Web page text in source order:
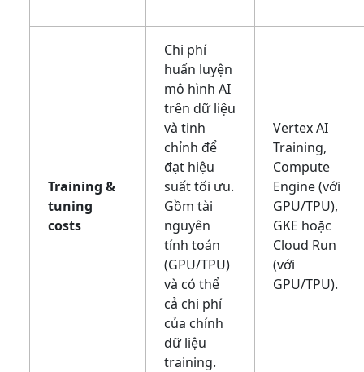
Training &
tuning
costs
Chi phí
huấn luyện
mô hình AI
trên dữ liệu
và tinh
chỉnh để
đạt hiệu
suất tối ưu.
Gồm tài
nguyên
tính toán
(GPU/TPU)
và có thể
cả chi phí
của chính
dữ liệu
training.
Vertex AI
Training,
Compute
Engine (với
GPU/TPU),
GKE hoặc
Cloud Run
(với
GPU/TPU).